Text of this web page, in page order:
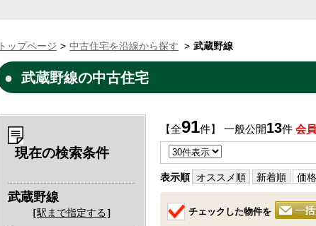
成田市のレオガーデン
レオガーデン新現場 造成工事のお知らせ
レオガ
レオガーデン船橋法典 朝陽の街〔第1期〕 レオガー
市川市エリアの物件情報
土地を探す
お預
総武線沿線の未公開物件情報について レオガ
レオ・グローブ カリフォルニア
モデルハウス
自
住宅ローンのポイント
売却物件大募集
トップページ 中古住宅を沿線から探す 武蔵野線
武蔵野線の中古住宅
【全91件】 一般公開13件 会
表示順 オススメ順 新着順 価
チェックした物件を
現在の検索条件
武蔵野線
［駅まで指定する ］